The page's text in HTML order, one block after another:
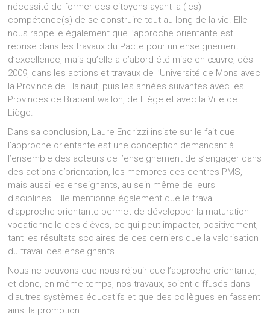
nécessité de former des citoyens ayant la (les)
compétence(s) de se construire tout au long de la vie. Elle
nous rappelle également que l’approche orientante est
reprise dans les travaux du Pacte pour un enseignement
d’excellence, mais qu’elle a d’abord été mise en œuvre, dès
2009, dans les actions et travaux de l’Université de Mons avec
la Province de Hainaut, puis les années suivantes avec les
Provinces de Brabant wallon, de Liège et avec la Ville de
Liège.
Dans sa conclusion, Laure Endrizzi insiste sur le fait que
l’approche orientante est une conception demandant à
l’ensemble des acteurs de l’enseignement de s’engager dans
des actions d’orientation, les membres des centres PMS,
mais aussi les enseignants, au sein même de leurs
disciplines. Elle mentionne également que le travail
d’approche orientante permet de développer la maturation
vocationnelle des élèves, ce qui peut impacter, positivement,
tant les résultats scolaires de ces derniers que la valorisation
du travail des enseignants.
Nous ne pouvons que nous réjouir que l’approche orientante,
et donc, en même temps, nos travaux, soient diffusés dans
d’autres systèmes éducatifs et que des collègues en fassent
ainsi la promotion.